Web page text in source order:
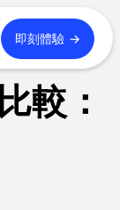
即刻體驗 →
較：